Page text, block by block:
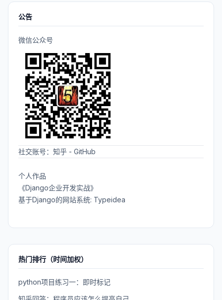
公告
微信公众号
社交账号： 知乎 - GitHub
个人作品
《Django企业开发实战》
基于Django的网站系统: Typeidea
热门排行（时间加权）
python项目练习一：即时标记